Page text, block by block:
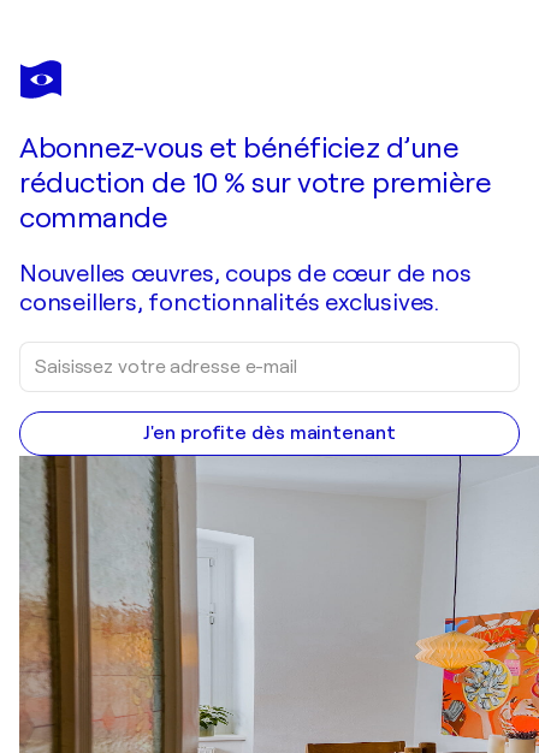
VIKTORIYA FILIPCHENKO
Il Cavallo che corre.
Abonnez-vous et bénéficiez d’une
réduction de 10 % sur votre première
commande
Nouvelles œuvres, coups de cœur de nos
conseillers, fonctionnalités exclusives.
J'en profite dès maintenant